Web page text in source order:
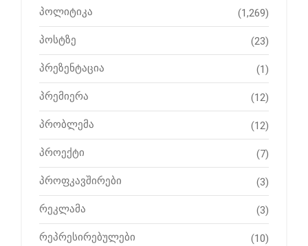
პოლიტიკა (1,269)
პოსტზე (23)
პრეზენტაცია (1)
პრემიერა (12)
პრობლემა (12)
პროექტი (7)
პროფკავშირები (3)
რეკლამა (3)
რეპრესირებულები (10)